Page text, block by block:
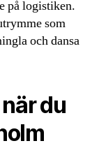
på logistiken.
som
och dansa
du